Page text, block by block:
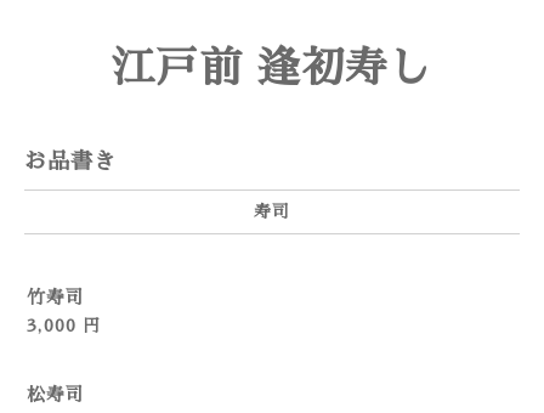
江戸前 逢初寿し
お品書き
寿司
竹寿司
3,000 円
松寿司